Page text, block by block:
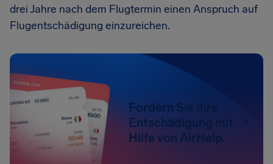
drei Jahre nach dem Flugtermin einen Anspruch auf
Flugentschädigung einzureichen.
Fordern Sie Ihre
Entschädigung mit
Hilfe von AirHelp.